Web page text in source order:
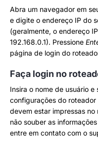
Abra um navegador em
e digite o endereço IP do
(geralmente, o endereço
192.168.0.1). Pressione
página de login do
Faça login no
Insira o nome de usuário
configurações do
devem estar impressas
não souber as
entre em contato com o